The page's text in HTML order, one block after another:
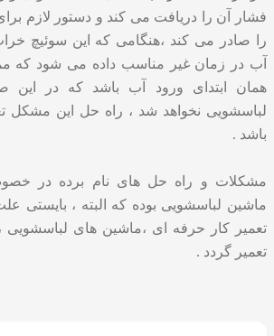
فشار آن را دریافت می کند و دستور لازم
را صادر می کند ،هنگامی که این سوئیچ
آب در زمان غیر مناسب داده می شود که
همان ابتدای ورود آب باشد که در این
لباسشویی نخواهد شد ، راه حل این
باشد .
مشکلات و راه حل های نام برده در
ماشین لباسشویی بوده که البته ، بایستی
تعمیر کار حرفه ای ،ماشین های
تعمیر گردد .